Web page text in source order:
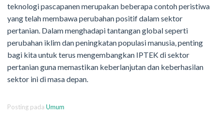
teknologi pascapanen merupakan beberapa contoh peristiwa
yang telah membawa perubahan positif dalam sektor
pertanian. Dalam menghadapi tantangan global seperti
perubahan iklim dan peningkatan populasi manusia, penting
bagi kita untuk terus mengembangkan IPTEK di sektor
pertanian guna memastikan keberlanjutan dan keberhasilan
sektor ini di masa depan.
Posting pada Umum